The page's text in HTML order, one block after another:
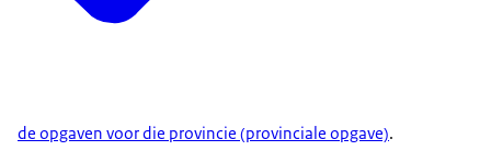
de opgaven voor die provincie (provinciale opgave).